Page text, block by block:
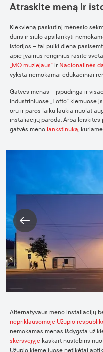
Atraskite meną ir
Kiekvieną paskutinį mėnesio
duris ir siūlo apsilankyti
istorijos – tai puiki diena
apie įvairius renginius rasite
„MO muziejaus“ ir Nacionalinės
vyksta nemokamai edukaciniai
Gatvės menas – įspūdinga ir
industriniuose „Lofto“ kiemuose
oru ir paros laiku laukia nuolat
instaliacijų paroda. Arba leiskitės
gatvės meno lankstinuką,
Alternatyvaus meno instaliacijų
nepriklausomoje Užupio
nemokamas menas išdygsta už
skersvėjyje kaskart nustebins
Užupio kiemeliuose netikėtai